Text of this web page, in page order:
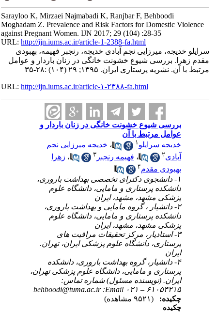
Sarayloo K, Mirzaei Najmabadi K, Ranjbar F, Behboodi
Moghadam Z. Prevalence and Risk Factors for Domestic Violence
against Pregnant Women. IJN 2017; 29 (104) :28-35
URL:http://ijn.iums.ac.ir/article-1-2388-fa.html
سرایلو خدیجه، میرزایی نجم آبادی خدیجه، رنجبر فهیمه، بهبودی
مقدم زهرا. بررسی شیوع خشونت خانگی در زنان باردار و عوامل
مرتبط با آن. نشریه پرستاری ایران. ۱۳۹۵; ۲۹ (۱۰۴) :۲۸-۳۵
URL:http://ijn.iums.ac.ir/article-۱-۲۳۸۸-fa.html
بررسی شیوع خشونت خانگی در زنان باردار و
عوامل مرتبط با آن
خدیجه سرایلو۱ ،خدیجه میرزایی نجم
آبادی
،فهیمه رنجبر ،زهرا
بهبودی مقدم
۱- داﻧﺸﺠﻮی دﮐﺘﺮای ﺗﺨﺼﺼﯽ ﺑﻬﺪاﺷﺖ ﺑﺎروری،
داﻧﺸﮑﺪه ﭘﺮﺳﺘﺎری و ﻣﺎﻣﺎیی، داﻧﺸﮕﺎه ﻋﻠﻮم
ﭘﺰﺷﮑﯽ ﻣﺸﻬﺪ، ﻣﺸﻬﺪ، ایران
۲- داﻧﺸﯿﺎر ، ﮔﺮوه ﻣﺎﻣﺎیی و ﺑﻬﺪاﺷﺖ ﺑﺎروری،
داﻧﺸﮑﺪه ﭘﺮﺳﺘﺎری و ﻣﺎﻣﺎیی، داﻧﺸﮕﺎه ﻋﻠﻮم
ﭘﺰﺷﮑﯽ ﻣﺸﻬﺪ، ﻣﺸﻬﺪ، ایران
۳- اﺳﺘﺎدیار، ﻣﺮﮐﺰ ﺗﺤﻘﯿﻘﺎت ﻣﺮاﻗﺒﺖ ﻫﺎی
ﭘﺮﺳﺘﺎری، داﻧﺸﮕﺎه ﻋﻠﻮم ﭘﺰﺷﮑﯽ ایران، ﺗﻬﺮان.
ایران
۴- دانشیار، گروه بهداشت باروری، دانشکده
پرستاری و مامایی، دانشگاه علوم پزشکی تهران،
ایران. (نویسنده مسئول) شماره تماس:
۶۱۰۵۴۲۱۵ – ۰۲۱ behboodi@tuma.ac.ir :Email
چکیده:
چکیده